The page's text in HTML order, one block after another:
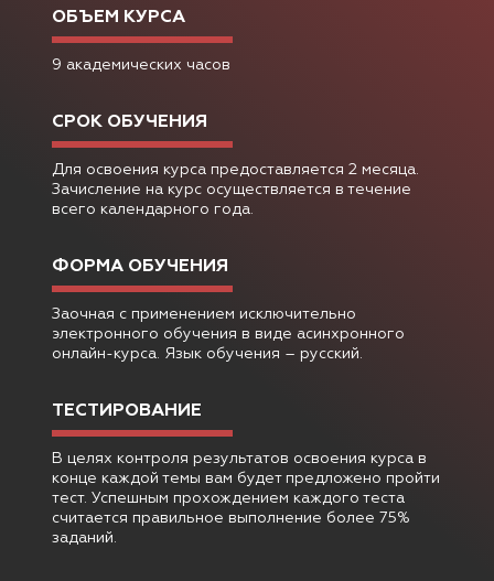
ОБЪЕМ КУРСА
9 академических часов
СРОК ОБУЧЕНИЯ
Для освоения курса предоставляется 2 месяца.
Зачисление на курс осуществляется в течение
всего календарного года.
ФОРМА ОБУЧЕНИЯ
Заочная с применением исключительно
электронного обучения в виде асинхронного
онлайн-курса. Язык обучения – русский.
ТЕСТИРОВАНИЕ
В целях контроля результатов освоения курса в
конце каждой темы вам будет предложено пройти
тест. Успешным прохождением каждого теста
считается правильное выполнение более 75%
заданий.